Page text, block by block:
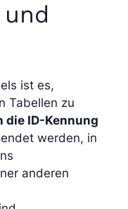
ist es,
Tabellen zu
die ID-Kennung
werden, in
anderen